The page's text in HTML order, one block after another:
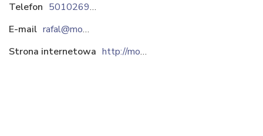
Telefon
501026959
E-mail
rafal@monraf.eu
Strona internetowa
http://monraf.eu